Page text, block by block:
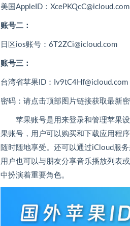
美国AppleID：XcePKQcC@icloud.com
账号二：
日区ios账号：6T2ZCi@icloud.com
账号三：
台湾省苹果ID：Iv9tC4Hf@icloud.com
密码：请点击顶部图片链接获取最新
苹果账号是用来登录和管理苹果
果账号，用户可以购买和下载应用程
随时随地享受。还可以通过iCloud服
用户也可以与朋友分享音乐播放列表
中扮演着重要角色。